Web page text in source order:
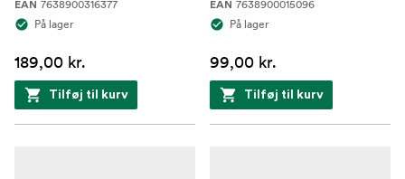
EAN 7638900316377
På lager
189,00 kr.
Tilføj til kurv
EAN 7638900015096
På lager
99,00 kr.
Tilføj til kurv